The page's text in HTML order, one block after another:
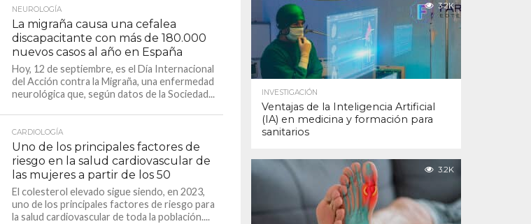
NEUROLOGÍA
La migraña causa una cefalea
discapacitante con más de 180.000
nuevos casos al año en España
Hoy, 12 de septiembre, es el Día Internacional
del Acción contra la Migraña, una enfermedad
neurológica que, según datos de la Sociedad...
CARDIOLOGÍA
Uno de los principales factores de
riesgo en la salud cardiovascular de
las mujeres a partir de los 50
El colesterol elevado sigue siendo, en 2023,
uno de los principales factores de riesgo para
la salud cardiovascular de toda la población....
3.2K
INVESTIGACIÓN
Ventajas de la Inteligencia Artificial
(IA) en medicina y formación para
sanitarios
3.2K